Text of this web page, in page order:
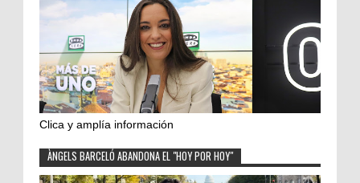
Clica y amplía información
ÀNGELS BARCELÓ ABANDONA EL "HOY POR HOY"